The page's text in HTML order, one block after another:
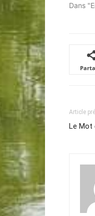
Dans
Article
Le Mot